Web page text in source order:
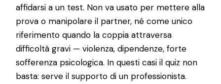
affidarsi a un test. Non va usato per mettere alla
prova o manipolare il partner, né come unico
riferimento quando la coppia attraversa
difficoltà gravi — violenza, dipendenze, forte
sofferenza psicologica. In questi casi il quiz non
basta: serve il supporto di un professionista.